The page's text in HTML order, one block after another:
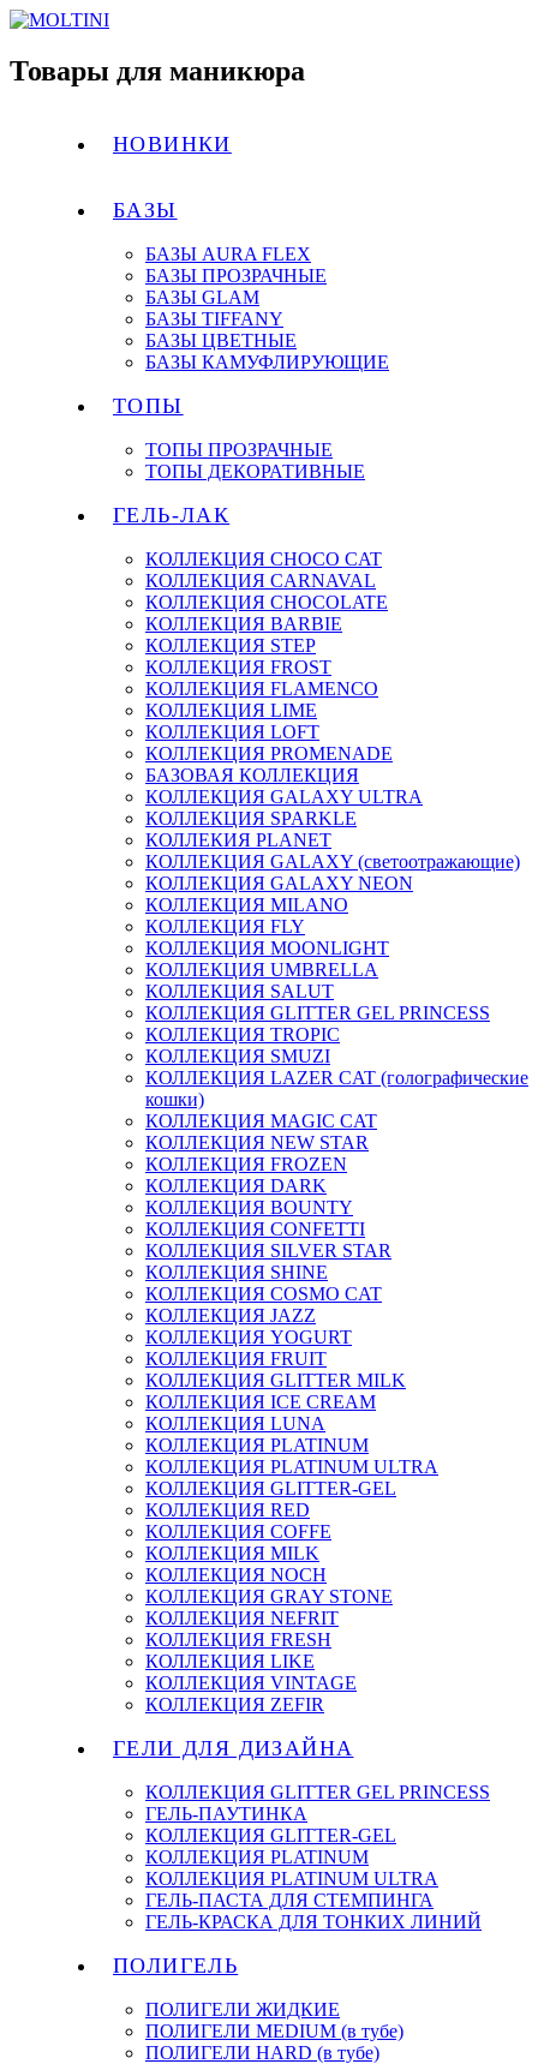
Товары для маникюра
НОВИНКИ
БАЗЫ
БАЗЫ AURA FLEX
БАЗЫ ПРОЗРАЧНЫЕ
БАЗЫ GLAM
БАЗЫ TIFFANY
БАЗЫ ЦВЕТНЫЕ
БАЗЫ КАМУФЛИРУЮЩИЕ
ТОПЫ
ТОПЫ ПРОЗРАЧНЫЕ
ТОПЫ ДЕКОРАТИВНЫЕ
ГЕЛЬ-ЛАК
КОЛЛЕКЦИЯ CHOCO CAT
КОЛЛЕКЦИЯ CARNAVAL
КОЛЛЕКЦИЯ CHOCOLATE
КОЛЛЕКЦИЯ BARBIE
КОЛЛЕКЦИЯ STEP
КОЛЛЕКЦИЯ FROST
КОЛЛЕКЦИЯ FLAMENCO
КОЛЛЕКЦИЯ LIME
КОЛЛЕКЦИЯ LOFT
КОЛЛЕКЦИЯ PROMENADE
БАЗОВАЯ КОЛЛЕКЦИЯ
КОЛЛЕКЦИЯ GALAXY ULTRA
КОЛЛЕКЦИЯ SPARKLE
КОЛЛЕКИЯ PLANET
КОЛЛЕКЦИЯ GALAXY (светоотражающие)
КОЛЛЕКЦИЯ GALAXY NEON
КОЛЛЕКЦИЯ MILANO
КОЛЛЕКЦИЯ FLY
КОЛЛЕКЦИЯ MOONLIGHT
КОЛЛЕКЦИЯ UMBRELLA
КОЛЛЕКЦИЯ SALUT
КОЛЛЕКЦИЯ GLITTER GEL PRINCESS
КОЛЛЕКЦИЯ TROPIC
КОЛЛЕКЦИЯ SMUZI
КОЛЛЕКЦИЯ LAZER CAT (голографические
кошки)
КОЛЛЕКЦИЯ MAGIC CAT
КОЛЛЕКЦИЯ NEW STAR
КОЛЛЕКЦИЯ FROZEN
КОЛЛЕКЦИЯ DARK
КОЛЛЕКЦИЯ BOUNTY
КОЛЛЕКЦИЯ CONFETTI
КОЛЛЕКЦИЯ SILVER STAR
КОЛЛЕКЦИЯ SHINE
КОЛЛЕКЦИЯ COSMO CAT
КОЛЛЕКЦИЯ JAZZ
КОЛЛЕКЦИЯ YOGURT
КОЛЛЕКЦИЯ FRUIT
КОЛЛЕКЦИЯ GLITTER MILK
КОЛЛЕКЦИЯ ICE CREAM
КОЛЛЕКЦИЯ LUNA
КОЛЛЕКЦИЯ PLATINUM
КОЛЛЕКЦИЯ PLATINUM ULTRA
КОЛЛЕКЦИЯ GLITTER-GEL
КОЛЛЕКЦИЯ RED
КОЛЛЕКЦИЯ COFFE
КОЛЛЕКЦИЯ MILK
КОЛЛЕКЦИЯ NOCH
КОЛЛЕКЦИЯ GRAY STONE
КОЛЛЕКЦИЯ NEFRIT
КОЛЛЕКЦИЯ FRESH
КОЛЛЕКЦИЯ LIKE
КОЛЛЕКЦИЯ VINTAGE
КОЛЛЕКЦИЯ ZEFIR
ГЕЛИ ДЛЯ ДИЗАЙНА
КОЛЛЕКЦИЯ GLITTER GEL PRINCESS
ГЕЛЬ-ПАУТИНКА
КОЛЛЕКЦИЯ GLITTER-GEL
КОЛЛЕКЦИЯ PLATINUM
КОЛЛЕКЦИЯ PLATINUM ULTRA
ГЕЛЬ-ПАСТА ДЛЯ СТЕМПИНГА
ГЕЛЬ-КРАСКА ДЛЯ ТОНКИХ ЛИНИЙ
ПОЛИГЕЛЬ
ПОЛИГЕЛИ ЖИДКИЕ
ПОЛИГЕЛИ MEDIUM (в тубе)
ПОЛИГЕЛИ HARD (в тубе)